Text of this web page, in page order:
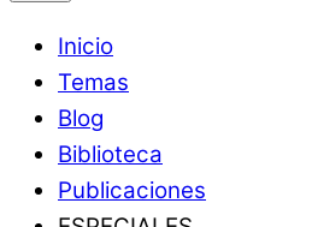
Inicio
Temas
Blog
Biblioteca
Publicaciones